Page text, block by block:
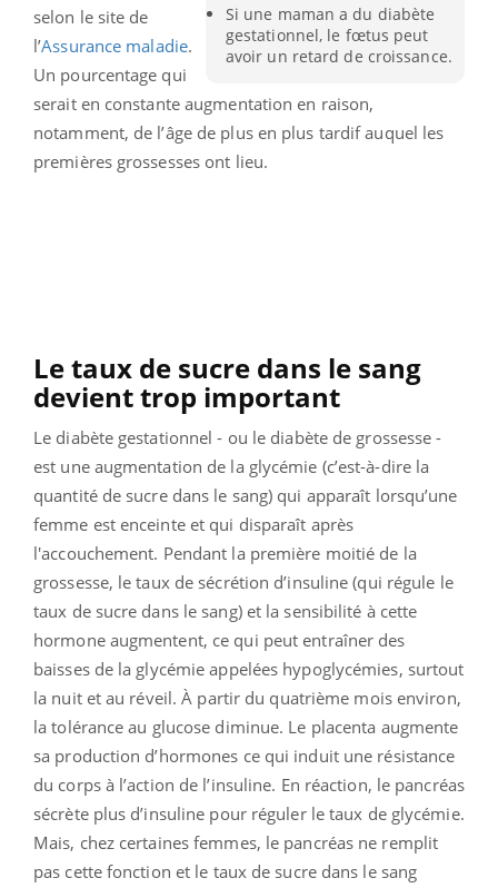
Si une maman a du diabète
gestationnel, le fœtus peut
avoir un retard de croissance.
selon le site de
l’Assurance maladie.
Un pourcentage qui
serait en constante augmentation en raison,
notamment, de l’âge de plus en plus tardif auquel les
premières grossesses ont lieu.
Le taux de sucre dans le sang
devient trop important
Le diabète gestationnel - ou le diabète de grossesse -
est une augmentation de la glycémie (c’est-à-dire la
quantité de sucre dans le sang) qui apparaît lorsqu’une
femme est enceinte et qui disparaît après
l'accouchement. Pendant la première moitié de la
grossesse, le taux de sécrétion d’insuline (qui régule le
taux de sucre dans le sang) et la sensibilité à cette
hormone augmentent, ce qui peut entraîner des
baisses de la glycémie appelées hypoglycémies, surtout
la nuit et au réveil. À partir du quatrième mois environ,
la tolérance au glucose diminue. Le placenta augmente
sa production d’hormones ce qui induit une résistance
du corps à l’action de l’insuline. En réaction, le pancréas
sécrète plus d’insuline pour réguler le taux de glycémie.
Mais, chez certaines femmes, le pancréas ne remplit
pas cette fonction et le taux de sucre dans le sang